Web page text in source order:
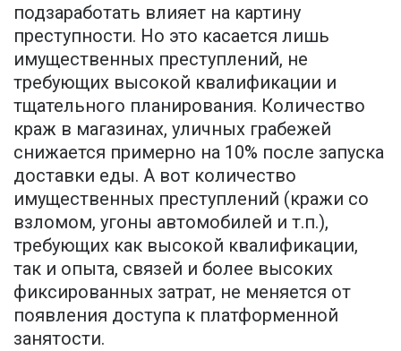
подзаработать влияет на картину
преступности. Но это касается лишь
имущественных преступлений, не
требующих высокой квалификации и
тщательного планирования. Количество
краж в магазинах, уличных грабежей
снижается примерно на 10% после запуска
доставки еды. А вот количество
имущественных преступлений (кражи со
взломом, угоны автомобилей и т.п.),
требующих как высокой квалификации,
так и опыта, связей и более высоких
фиксированных затрат, не меняется от
появления доступа к платформенной
занятости.